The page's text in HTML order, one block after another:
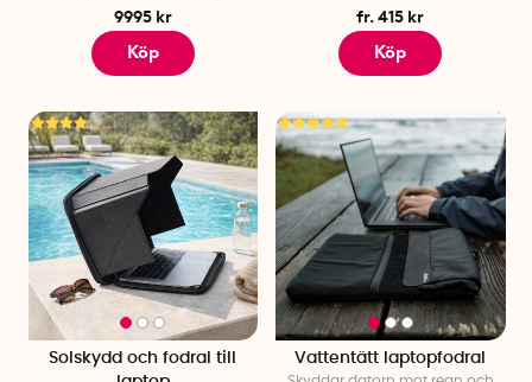
9995 kr
Köp
fr. 415 kr
Köp
Solskydd och fodral till
Vattentätt laptopfodral